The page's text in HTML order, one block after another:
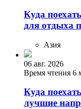
Куда
для отдыха
Азия
06 авг. 2026
Время чтения 6
Куда
лучшие